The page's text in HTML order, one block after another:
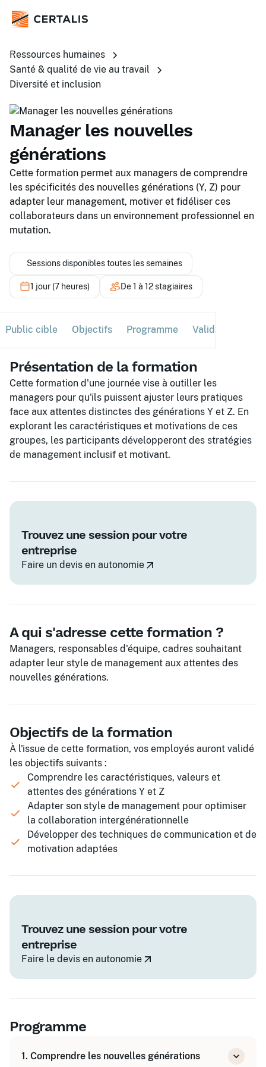
Ressources humaines
Santé & qualité de vie au travail
Diversité et inclusion
Manager les nouvelles
générations
Cette formation permet aux managers de comprendre
les spécificités des nouvelles générations (Y, Z) pour
adapter leur management, motiver et fidéliser ces
collaborateurs dans un environnement professionnel en
mutation.
Sessions disponibles toutes les semaines
1 jour (7 heures) De 1 à 12 stagiaires
Public cible Objectifs Programme Validation
Présentation de la formation
Cette formation d'une journée vise à outiller les
managers pour qu'ils puissent ajuster leurs pratiques
face aux attentes distinctes des générations Y et Z. En
explorant les caractéristiques et motivations de ces
groupes, les participants développeront des stratégies
de management inclusif et motivant.
Trouvez une session pour votre
entreprise
Faire un devis en autonomie
A qui s'adresse cette formation ?
Managers, responsables d'équipe, cadres souhaitant
adapter leur style de management aux attentes des
nouvelles générations.
Objectifs de la formation
À l'issue de cette formation, vos employés auront validé
les objectifs suivants :
Comprendre les caractéristiques, valeurs et
attentes des générations Y et Z
Adapter son style de management pour optimiser
la collaboration intergénérationnelle
Développer des techniques de communication et de
motivation adaptées
Trouvez une session pour votre
entreprise
Faire le devis en autonomie
Programme
1. Comprendre les nouvelles générations